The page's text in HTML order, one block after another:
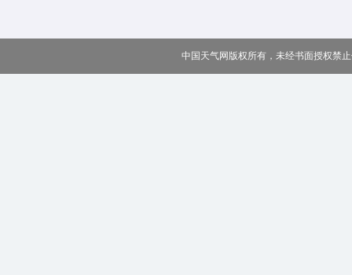
中国天气网版权所有，未经书面授权